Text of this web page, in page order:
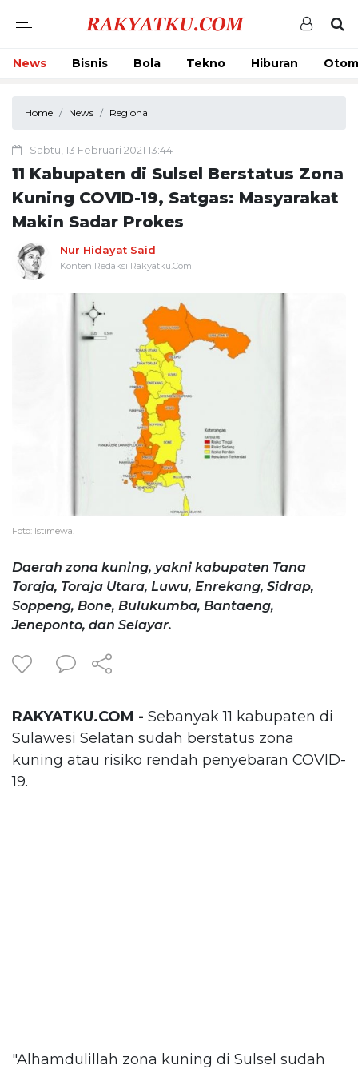
News Bisnis Bola Tekno Hiburan
Home News Regional
Sabtu, 13 Februari 2021 13:44
11 Kabupaten di Sulsel Berstatus Zona
Kuning COVID-19, Satgas: Masyarakat
Makin Sadar Prokes
Nur Hidayat Said
Konten Redaksi Rakyatku.Com
Foto: Istimewa.
Daerah zona kuning, yakni kabupaten Tana
Toraja, Toraja Utara, Luwu, Enrekang, Sidrap,
Soppeng, Bone, Bulukumba, Bantaeng,
Jeneponto, dan Selayar.
RAKYATKU.COM - Sebanyak 11 kabupaten di
Sulawesi Selatan sudah berstatus zona
kuning atau risiko rendah penyebaran COVID-
19.
"Alhamdulillah zona kuning di Sulsel sudah